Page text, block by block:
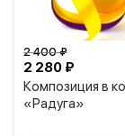
Композиция в
«Радуга»
2 280 ₽
2 400 ₽